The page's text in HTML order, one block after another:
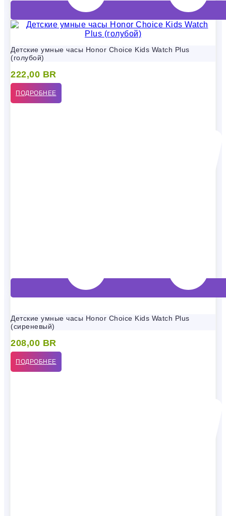
Детские умные часы Honor Choice Kids Watch Plus
(голубой)
222,00 BR
ПОДРОБНЕЕ
Детские умные часы Honor Choice Kids Watch Plus
(сиреневый)
208,00 BR
ПОДРОБНЕЕ